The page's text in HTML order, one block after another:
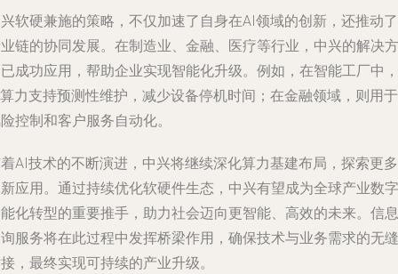
软硬兼施的策略，不仅加速了自身在AI领域的创新，还推动了
链的协同发展。在制造业、金融、医疗等行业，中兴的解决方
成功应用，帮助企业实现智能化升级。例如，在智能工厂中，
力支持预测性维护，减少设备停机时间；在金融领域，则用于
控制和客户服务自动化。
AI技术的不断演进，中兴将继续深化算力基建布局，探索更多
应用。通过持续优化软硬件生态，中兴有望成为全球产业数字
化转型的重要推手，助力社会迈向更智能、高效的未来。信息
服务将在此过程中发挥桥梁作用，确保技术与业务需求的无缝
，最终实现可持续的产业升级。